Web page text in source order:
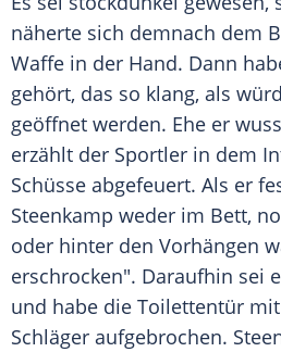
näherte sich demnach dem
Waffe in der Hand. Dann
gehört, das so klang, als
geöffnet werden. Ehe er
erzählt der Sportler in dem
Schüsse abgefeuert. Als er
Steenkamp weder im Bett,
oder hinter den Vorhängen
erschrocken". Daraufhin sei
und habe die Toilettentür
Schläger aufgebrochen.